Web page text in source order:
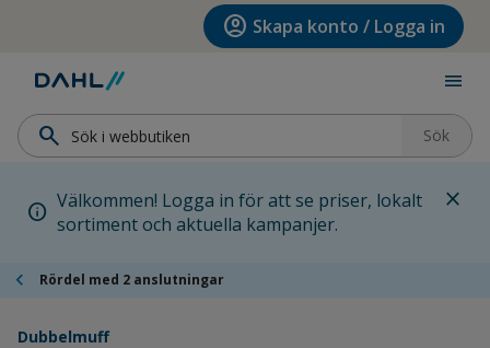
Hoppa till huvudinnehållet account_circle Skapa konto / Logga in
menu
search Sök
info Välkommen! Logga in för att se priser, lokalt
sortiment och aktuella kampanjer.
close
chevron_left Rördel med 2 anslutningar
Dubbelmuff